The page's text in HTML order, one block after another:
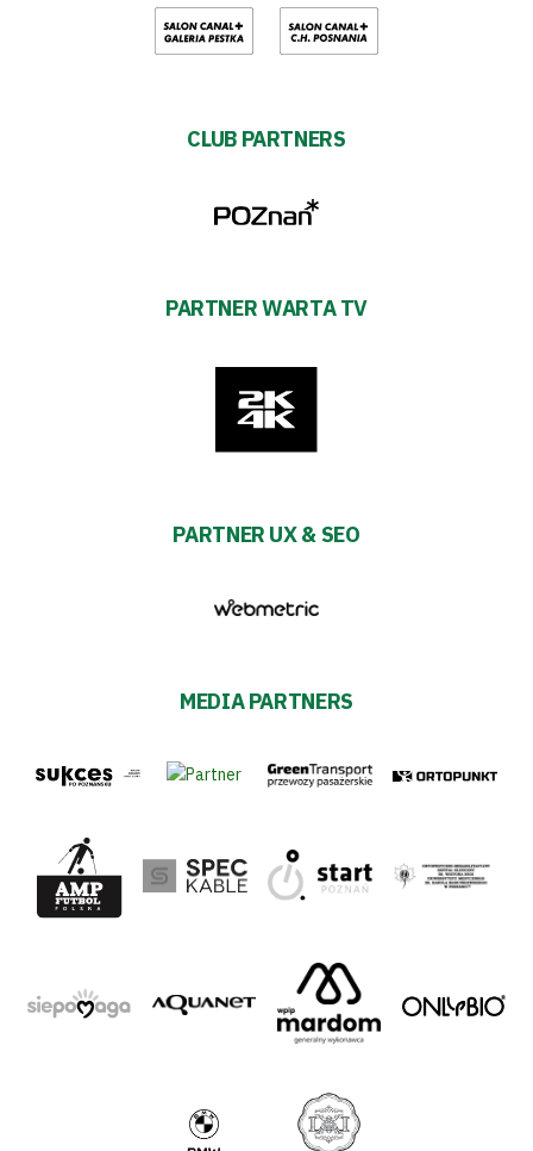
CLUB PARTNERS
PARTNER WARTA TV
PARTNER UX & SEO
MEDIA PARTNERS